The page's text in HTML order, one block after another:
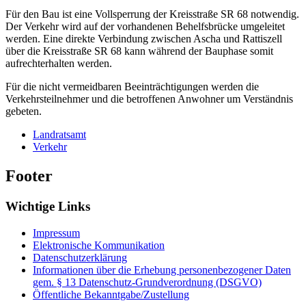
Für den Bau ist eine Vollsperrung der Kreisstraße SR 68 notwendig.
Der Verkehr wird auf der vorhandenen Behelfsbrücke umgeleitet
werden. Eine direkte Verbindung zwischen Ascha und Rattiszell
über die Kreisstraße SR 68 kann während der Bauphase somit
aufrechterhalten werden.
Für die nicht vermeidbaren Beeinträchtigungen werden die
Verkehrsteilnehmer und die betroffenen Anwohner um Verständnis
gebeten.
Landratsamt
Verkehr
Footer
Wichtige Links
Impressum
Elektronische Kommunikation
Datenschutzerklärung
Informationen über die Erhebung personenbezogener Daten
gem. § 13 Datenschutz-Grundverordnung (DSGVO)
Öffentliche Bekanntgabe/Zustellung